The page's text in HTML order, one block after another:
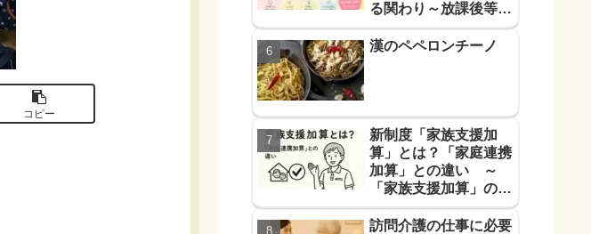
コピー
る関わり～放課後等デ
イサービス
漢のペペロンチーノ
新制度「家族支援加
算」とは？「家庭連携
加算」との違い ～
「家族支援加算」の算
定要件と支援方法！を
解説します～
訪問介護の仕事に必要